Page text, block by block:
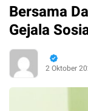
Bersama
Gejala
2 Oktober